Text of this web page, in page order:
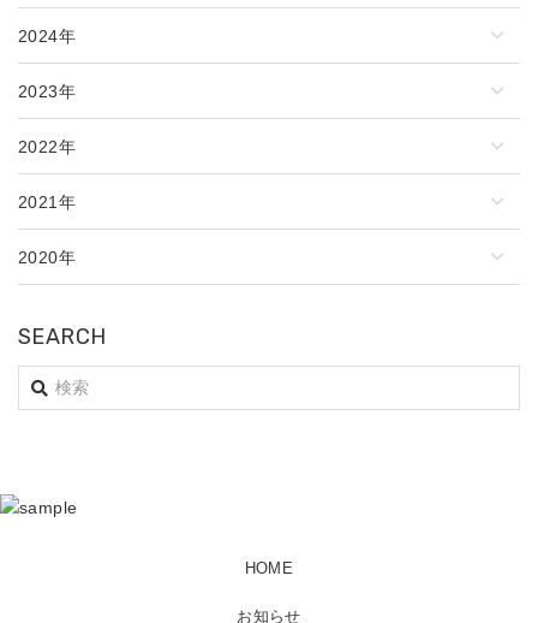
2024年
2023年
2022年
2021年
2020年
SEARCH
HOME
お知らせ